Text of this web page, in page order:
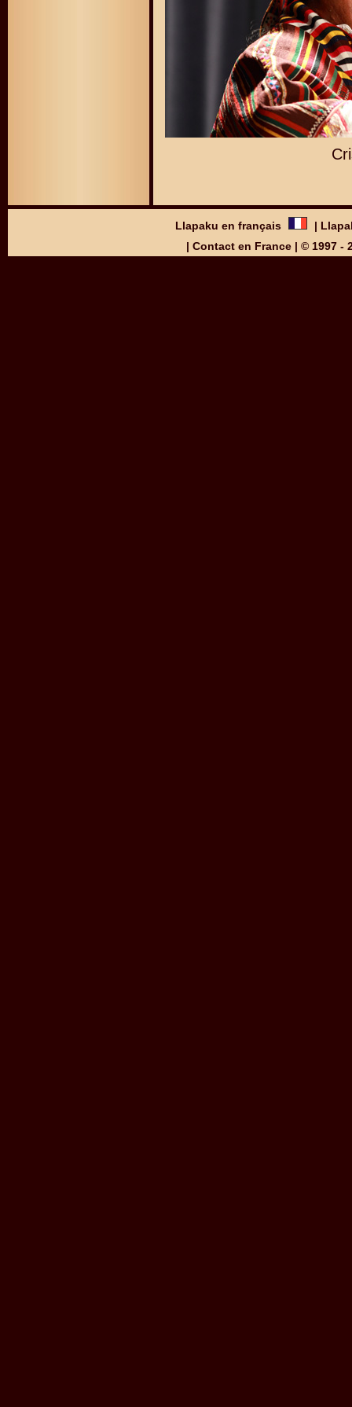
Llapaku en français |
| Contact en France| © 1997 -